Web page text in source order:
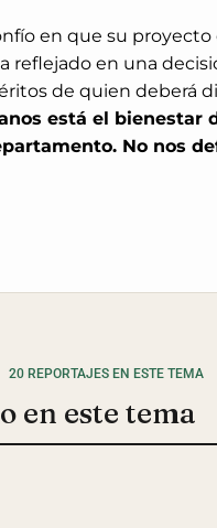
en que su
reflejado en una
de quien deberá
está el bienestar
No nos
20 REPORTAJES EN ESTE TEMA
en este tema